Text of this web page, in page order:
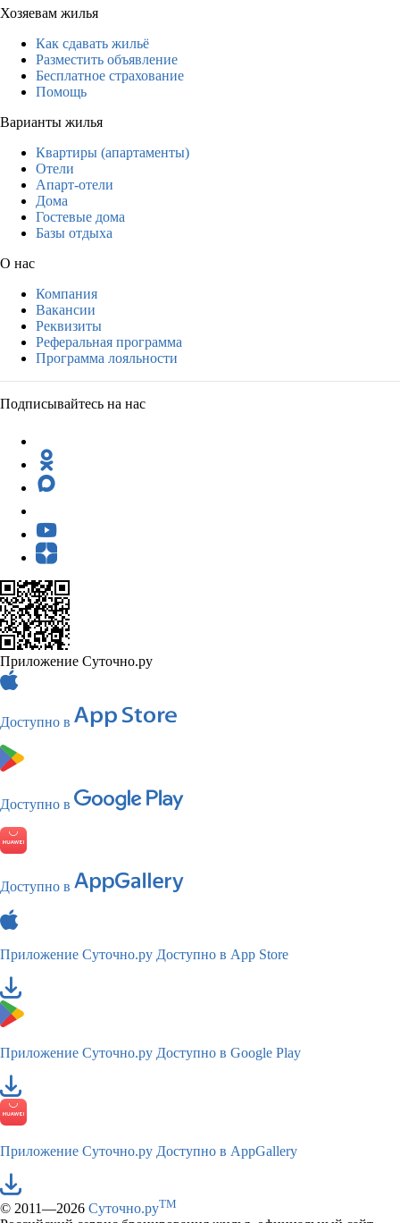
Хозяевам жилья
Как сдавать жильё
Разместить объявление
Бесплатное страхование
Помощь
Варианты жилья
Квартиры (апартаменты)
Отели
Апарт-отели
Дома
Гостевые дома
Базы отдыха
О нас
Компания
Вакансии
Реквизиты
Реферальная программа
Программа лояльности
Подписывайтесь на нас
Приложение Суточно.ру
Доступно в
Доступно в
Доступно в
Приложение Суточно.ру Доступно в App Store
Приложение Суточно.ру Доступно в Google Play
Приложение Суточно.ру Доступно в AppGallery
© 2011—2026 Суточно.руTM